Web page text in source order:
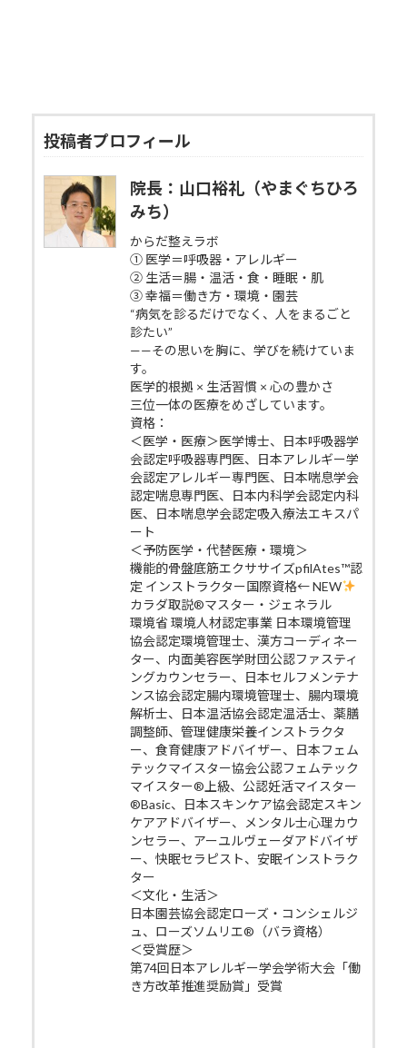
投稿者プロフィール
院長：山口裕礼（やまぐちひろ
みち）
からだ整えラボ
① 医学＝呼吸器・アレルギー
② 生活＝腸・温活・食・睡眠・肌
③ 幸福＝働き方・環境・園芸
“病気を診るだけでなく、人をまるごと
診たい”
——その思いを胸に、学びを続けていま
す。
医学的根拠 × 生活習慣 × 心の豊かさ
三位一体の医療をめざしています。
資格：
＜医学・医療＞医学博士、日本呼吸器学
会認定呼吸器専門医、日本アレルギー学
会認定アレルギー専門医、日本喘息学会
認定喘息専門医、日本内科学会認定内科
医、日本喘息学会認定吸入療法エキスパ
ート
＜予防医学・代替医療・環境＞
機能的骨盤底筋エクササイズpfilAtes™認
定 インストラクター国際資格← NEW
カラダ取説®マスター・ジェネラル
環境省 環境人材認定事業 日本環境管理
協会認定環境管理士、漢方コーディネー
ター、内面美容医学財団公認ファスティ
ングカウンセラー、日本セルフメンテナ
ンス協会認定腸内環境管理士、腸内環境
解析士、日本温活協会認定温活士、薬膳
調整師、管理健康栄養インストラクタ
ー、食育健康アドバイザー、日本フェム
テックマイスター協会公認フェムテック
マイスター®上級、公認妊活マイスター
®Basic、日本スキンケア協会認定スキン
ケアアドバイザー、メンタル士心理カウ
ンセラー、アーユルヴェーダアドバイザ
ー、快眠セラピスト、安眠インストラク
ター
＜文化・生活＞
日本園芸協会認定ローズ・コンシェルジ
ュ、ローズソムリエ®（バラ資格）
＜受賞歴＞
第74回日本アレルギー学会学術大会「働
き方改革推進奨励賞」受賞